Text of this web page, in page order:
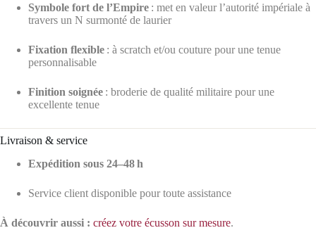
Symbole fort de l’Empire : met en valeur l’autorité impériale à
travers un N surmonté de laurier
Fixation flexible : à scratch et/ou couture pour une tenue
personnalisable
Finition soignée : broderie de qualité militaire pour une
excellente tenue
Livraison & service
Expédition sous 24–48 h
Service client disponible pour toute assistance
À découvrir aussi : créez votre écusson sur mesure.